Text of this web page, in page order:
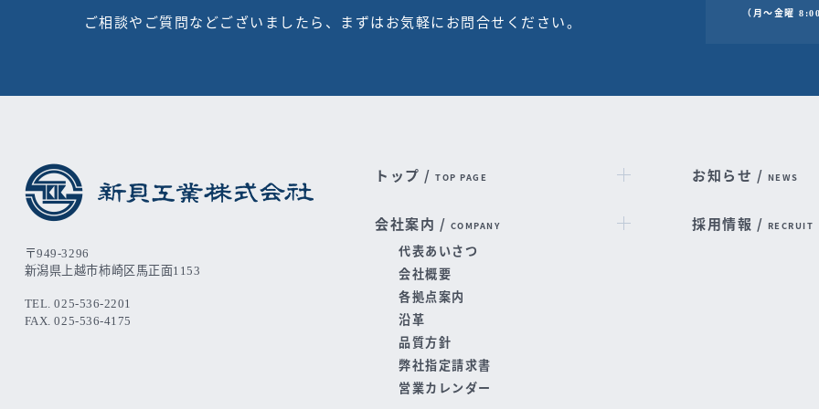
ご相談やご質問などございましたら、まずはお気軽にお問合せください。
（月～金曜
〒949-3296
新潟県上越市柿崎区馬正面1153
TEL. 025-536-2201
FAX. 025-536-4175
トップ /TOP PAGE
会社案内 / COMPANY
代表あいさつ
会社概要
各拠点案内
沿革
品質方針
弊社指定請求書
営業カレンダー
お知らせ / NEWS
採用情報 / RECRUIT